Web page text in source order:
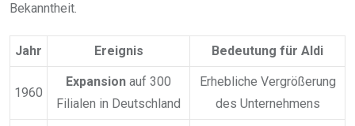
Bekanntheit.
Jahr Ereignis Bedeutung für Aldi
1960
Expansion auf 300
Filialen in Deutschland
Erhebliche Vergrößerung
des Unternehmens